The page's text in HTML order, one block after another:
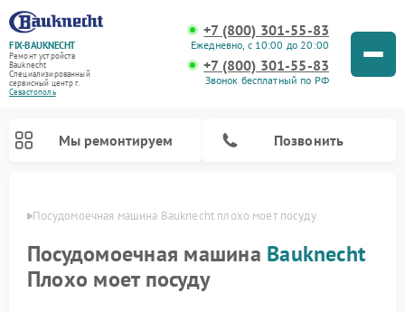
FIX-BAUKNECHT
Ремонт устройств
Bauknecht
Специализированный
cервисный центр г.
Севастополь
+7 (800) 301-55-83
Ежедневно, с 10:00 до 20:00
+7 (800) 301-55-83
Звонок бесплатный по РФ
Мы ремонтируем Позвонить
Посудомоечная машина Bauknecht плохо моет посуду
Посудомоечная машина Bauknecht
Плохо моет посуду